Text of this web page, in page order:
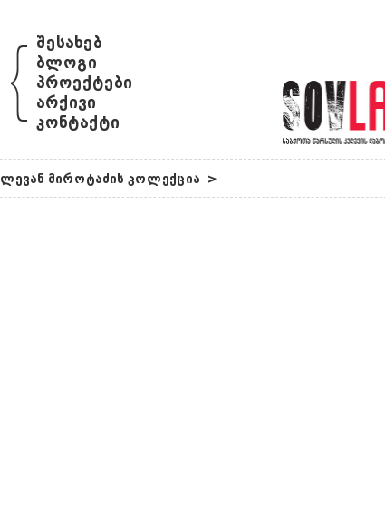
{ შესახებ
ბლოგი
პროექტები
არქივი
კონტაქტი
ლევან მიროტაძის კოლექცია >